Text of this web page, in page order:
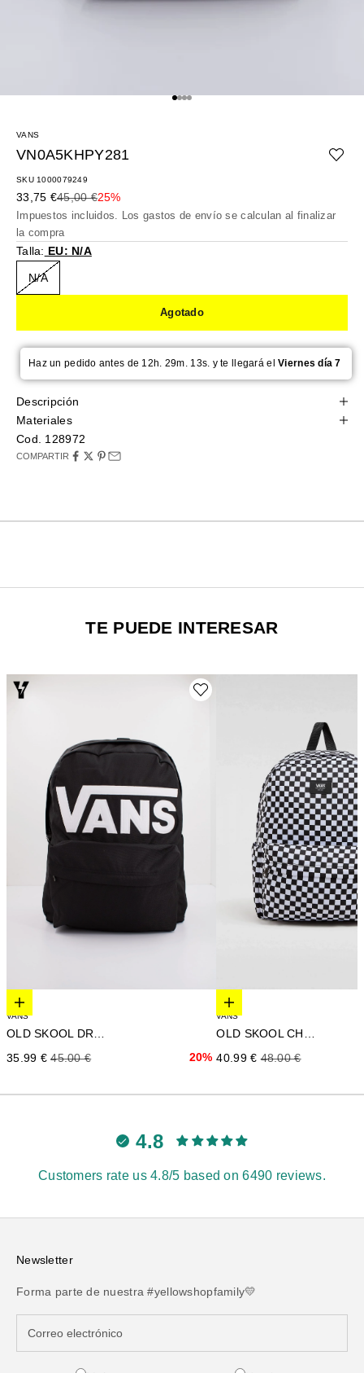
Ir al artículo 1
Ir al artículo 2
Ir al artículo 3
Ir al artículo 4
VANS
VN0A5KHPY281
SKU 1000079249
Precio de oferta
33,75 €Precio normal
45,00 €25%
Impuestos incluidos. Los gastos de envío se calculan al finalizar
la compra
Talla: EU: N/A
N/A
Agotado
Haz un pedido antes de 12h. 29m. 12s. y te llegará elViernes día 7
Descripción
Materiales
Cod. 128972
COMPARTIR
TE PUEDE INTERESAR
Elige opciones
VANS
OLD SKOOL DROP V
Precio de oferta
35.99 €Precio normal
45.00 € 20%
Elige opciones
VANS
OLD SKOOL CHECK
Precio de oferta
40.99 €Precio normal
48.00 €
4.8
Customers rate us 4.8/5 based on 6490 reviews.
Newsletter
Forma parte de nuestra #yellowshopfamily💛